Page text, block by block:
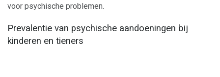
voor psychische problemen.
Prevalentie van psychische aandoeningen bij
kinderen en tieners